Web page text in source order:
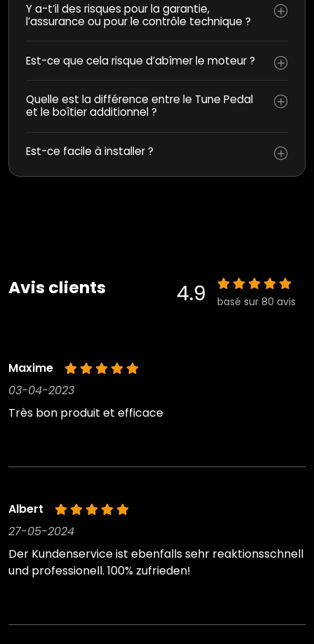
Y a-t’il des risques pour la garantie,
l’assurance ou pour le contrôle technique ?
Est-ce que cela risque d’abîmer le moteur ?
Quelle est la différence entre le Tune Pedal
et le boîtier additionnel ?
Est-ce facile à installer ?
Avis clients 4.9 basé sur 80 avis
Maxime
03-04-2023
Très bon produit et efficace
Albert
27-05-2024
Der Kundenservice ist ebenfalls sehr reaktionsschnell
und professionell. 100% zufrieden!